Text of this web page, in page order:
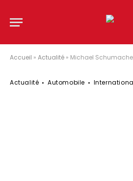
Accueil » Actualité » Michael Schumacher vend sa villa pour
Actualité Automobile